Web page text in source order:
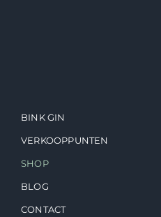
BINK GIN
VERKOOPPUNTEN
SHOP
BLOG
CONTACT